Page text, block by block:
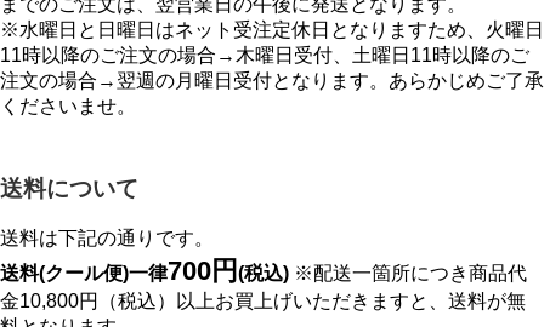
までのご注文は、翌営業日の午後に発送となります。
※水曜日と日曜日はネット受注定休日となりますため、火曜日
11時以降のご注文の場合→木曜日受付、土曜日11時以降のご
注文の場合→翌週の月曜日受付となります。あらかじめご了承
くださいませ。
送料について
送料は下記の通りです。
送料(クール便)一律700円 (税込) ※配送一箇所につき商品代
金10,800円（税込）以上お買上げいただきますと、送料が無